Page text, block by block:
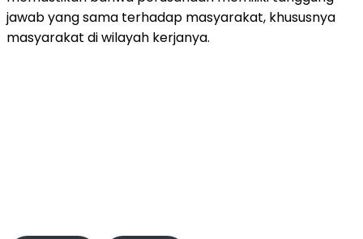
jawab yang sama terhadap masyarakat, khususnya
masyarakat di wilayah kerjanya.